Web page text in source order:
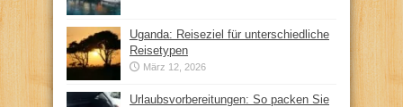
Uganda: Reiseziel für unterschiedliche
Reisetypen
März 12, 2026
Urlaubsvorbereitungen: So packen Sie